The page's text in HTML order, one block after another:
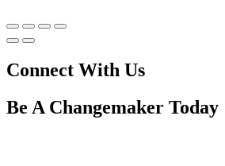
Connect With Us
Be A Changemaker Today